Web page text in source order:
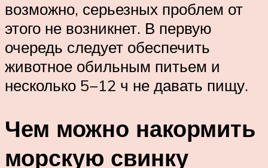
возможно, серьезных проблем от
этого не возникнет. В первую
очередь следует обеспечить
животное обильным питьем и
несколько 5−12 ч не давать пищу.
Чем можно накормить
морскую свинку